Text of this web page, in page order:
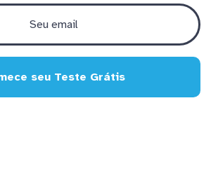
seu Teste Grátis